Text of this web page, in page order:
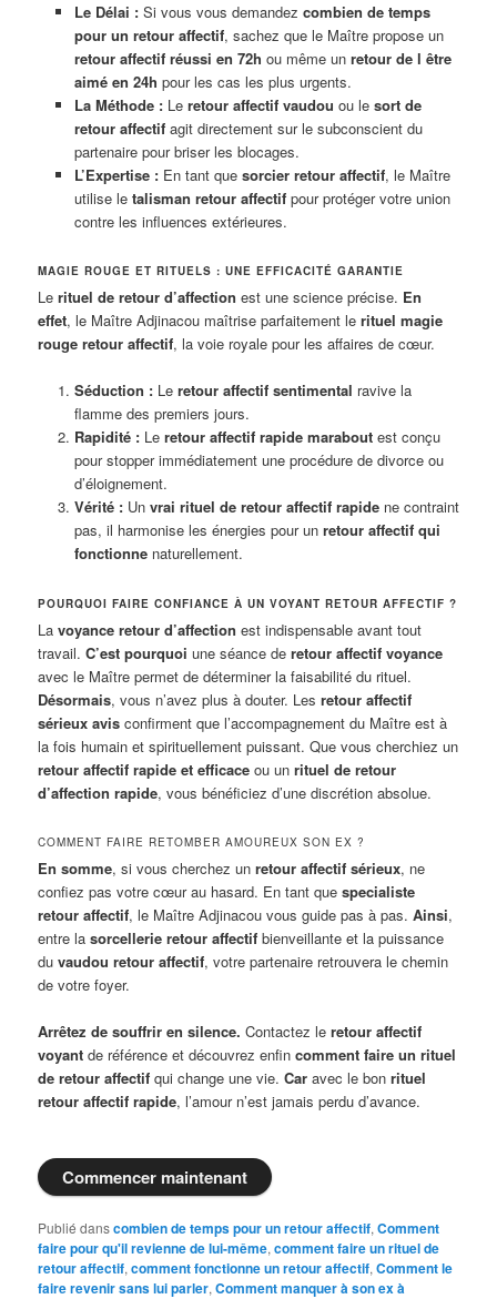
Le Délai :Si vous vous demandez combien de temps
pour un retour affectif, sachez que le Maître propose un
retour affectif réussi en 72h ou même un retour de l être
aimé en 24h pour les cas les plus urgents.
La Méthode :Le retour affectif vaudou ou le sort de
retour affectifagit directement sur le subconscient du
partenaire pour briser les blocages.
L’Expertise :En tant que sorcier retour affectif, le Maître
utilise le talisman retour affectifpour protéger votre union
contre les influences extérieures.
MAGIE ROUGE ET RITUELS : UNE EFFICACITÉ GARANTIE
Lerituel de retour d’affection est une science précise. En
effet, le Maître Adjinacou maîtrise parfaitement lerituel magie
rouge retour affectif, la voie royale pour les affaires de cœur.
Séduction :Le retour affectif sentimental ravive la
flamme des premiers jours.
Rapidité :Le retour affectif rapide maraboutest conçu
pour stopper immédiatement une procédure de divorce ou
d’éloignement.
Vérité :Un vrai rituel de retour affectif rapidene contraint
pas, il harmonise les énergies pour un retour affectif qui
fonctionnenaturellement.
POURQUOI FAIRE CONFIANCE À UN VOYANT RETOUR AFFECTIF ?
Lavoyance retour d’affection est indispensable avant tout
travail.C’est pourquoi une séance deretour affectif voyance
avec le Maître permet de déterminer la faisabilité du rituel.
Désormais, vous n’avez plus à douter. Lesretour affectif
sérieux avis confirment que l’accompagnement du Maître est à
la fois humain et spirituellement puissant. Que vous cherchiez un
retour affectif rapide et efficace ou unrituel de retour
d’affection rapide, vous bénéficiez d’une discrétion absolue.
COMMENT FAIRE RETOMBER AMOUREUX SON EX ?
En somme, si vous cherchez unretour affectif sérieux, ne
confiez pas votre cœur au hasard. En tant quespecialiste
retour affectif, le Maître Adjinacou vous guide pas à pas.Ainsi,
entre lasorcellerie retour affectif bienveillante et la puissance
duvaudou retour affectif, votre partenaire retrouvera le chemin
de votre foyer.
Arrêtez de souffrir en silence. Contactez leretour affectif
voyant de référence et découvrez enfincomment faire un rituel
de retour affectif qui change une vie.Car avec le bonrituel
retour affectif rapide, l’amour n’est jamais perdu d’avance.
Commencer maintenant
Publié danscombien de temps pour un retour affectif,Comment
faire pour qu'il revienne de lui-même,comment faire un rituel de
retour affectif,comment fonctionne un retour affectif,Comment le
faire revenir sans lui parler,Comment manquer à son ex à